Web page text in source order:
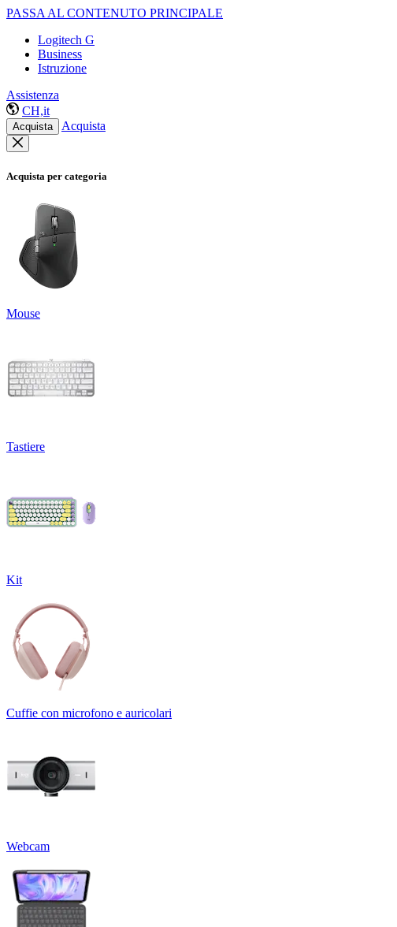
PASSA AL CONTENUTO PRINCIPALE
Logitech G
Business
Istruzione
Assistenza
CH,it
Acquista Acquista
Acquista per categoria
Mouse
Tastiere
Kit
Cuffie con microfono e auricolari
Webcam